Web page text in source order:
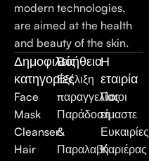
modern technologies,
are aimed at the health
and beauty of the skin.
Δημοφιλείς
κατηγορίες
Face
Mask
Cleanser
Hair
Βοήθεια
Εξέλιξη
παραγγελίας
Παράδοση
&
Παραλαβή
Η
εταιρία
Ποιοι
είμαστε
Ευκαιρίες
Καριέρας